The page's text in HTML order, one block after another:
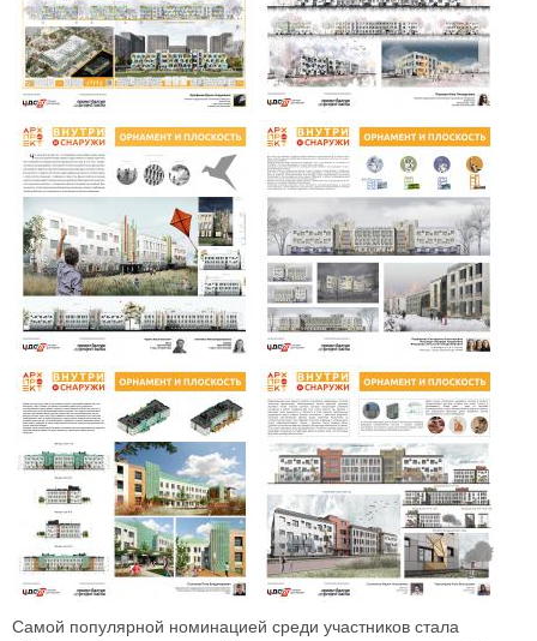
Самой популярной номинацией среди участников стала